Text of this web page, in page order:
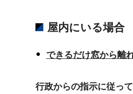
屋内にいる場合
できるだけ窓から離
行政からの指示に従っ